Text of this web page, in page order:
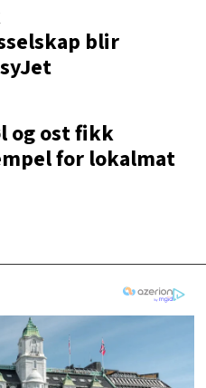
blir
og ost fikk
for lokalmat